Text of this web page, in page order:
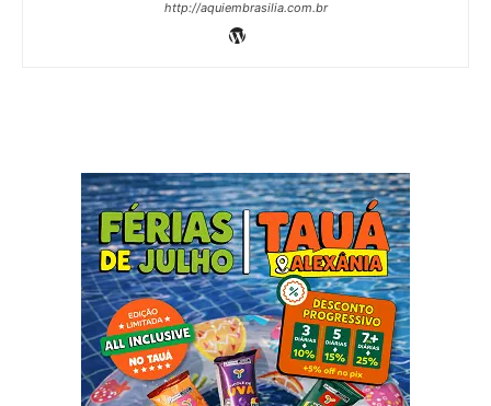
http://aquiembrasilia.com.br